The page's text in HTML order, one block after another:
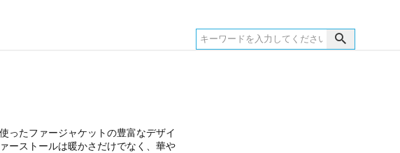
ったファージャケットの豊富なデザイ
ーストールは暖かさだけでなく、華や